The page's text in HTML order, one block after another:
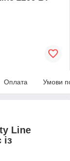
Оплата Умови
Line